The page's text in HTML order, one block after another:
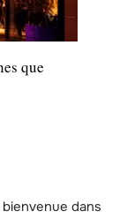
que
bienvenue dans